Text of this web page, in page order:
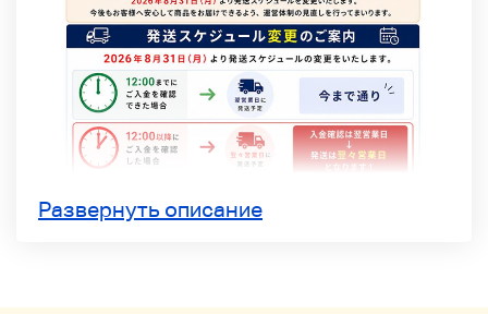
Развернуть описание